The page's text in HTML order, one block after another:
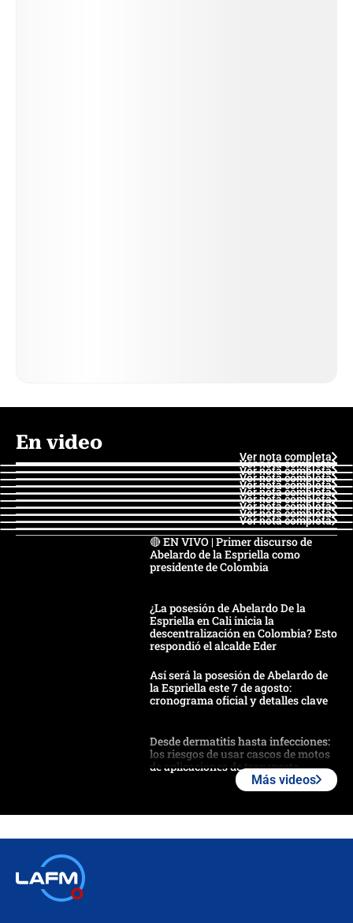
En video
Ver nota completa
Ver nota completa
Ver nota completa
Ver nota completa
Ver nota completa
Ver nota completa
Ver nota completa
Ver nota completa
Ver nota completa
Ver nota completa
🔴 EN VIVO | Primer discurso de
Abelardo de la Espriella como
presidente de Colombia
¿La posesión de Abelardo De la
Espriella en Cali inicia la
descentralización en Colombia? Esto
respondió el alcalde Eder
Así será la posesión de Abelardo de
la Espriella este 7 de agosto:
cronograma oficial y detalles clave
Desde dermatitis hasta infecciones:
los riesgos de usar cascos de motos
de aplicaciones de transporte
Más videos